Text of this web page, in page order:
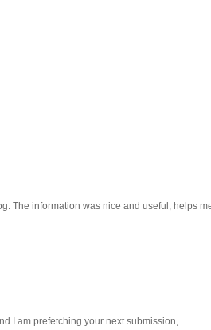
The information was nice and useful, helps
am prefetching your next submission,